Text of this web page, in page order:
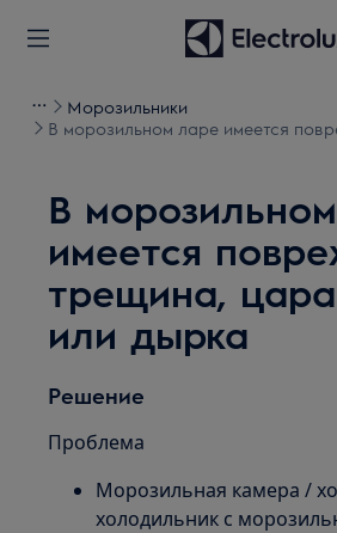
Морозильники
В морозильном ларе имеется
В
имеется
трещина,
или дырка
Решение
Проблема
Морозильная камера /
холодильник с